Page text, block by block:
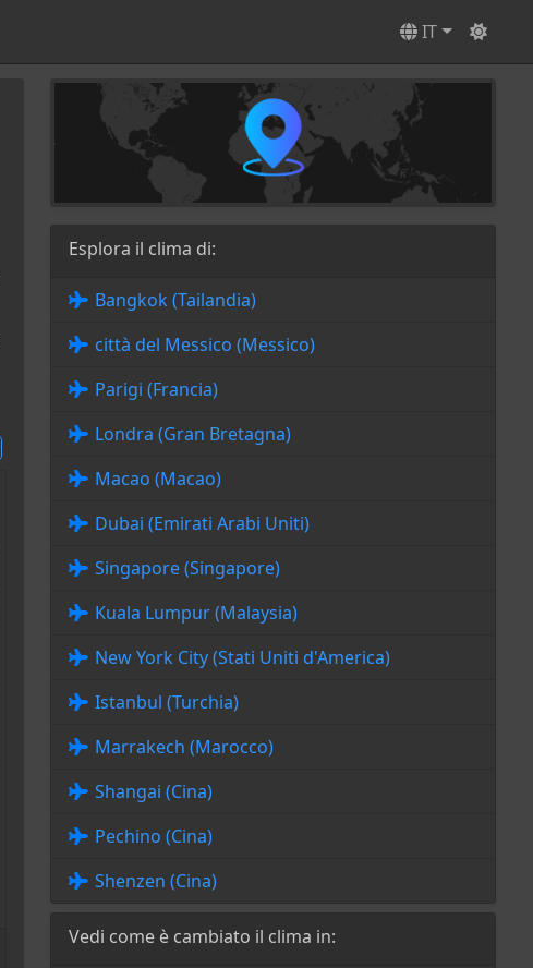
IT
Esplora il clima di:
Bangkok (Tailandia)
città del Messico (Messico)
Parigi (Francia)
Londra (Gran Bretagna)
Macao (Macao)
Dubai (Emirati Arabi Uniti)
Singapore (Singapore)
Kuala Lumpur (Malaysia)
New York City (Stati Uniti d'America)
Istanbul (Turchia)
Marrakech (Marocco)
Shangai (Cina)
Pechino (Cina)
Shenzen (Cina)
Vedi come è cambiato il clima in: